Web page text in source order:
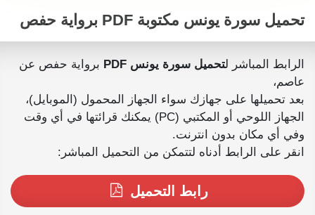
تحميل سورة يونس مكتوبة PDF برواية حفص
الرابط المباشر لتحميل سورة يونس PDF
برواية حفص عن
عاصم،
بعد تحميلها على جهازك سواء الجهاز المحمول (الموبايل)،
الجهاز اللوحي أو المكتبي (PC) يمكنك قرائتها في أي وقت
وفي أي مكان بدون انترنت.
انقر على الرابط أدناه لتتمكن من التحميل المباشر:
رابط التحميل